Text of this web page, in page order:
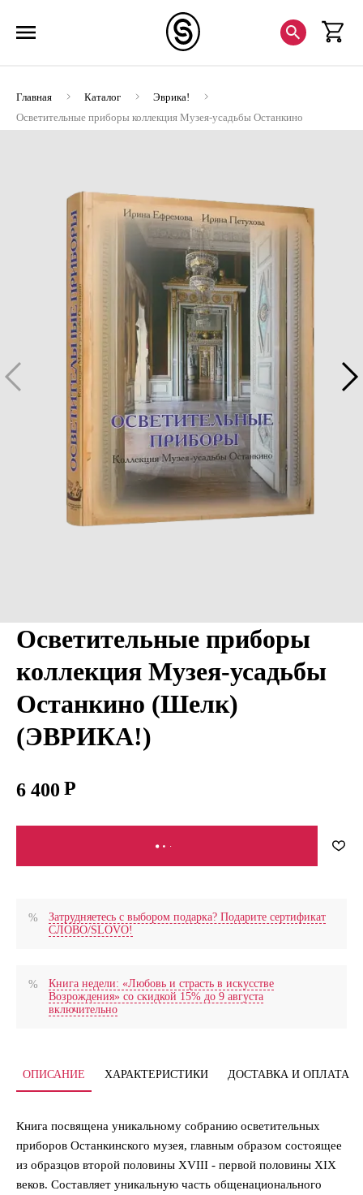
Главная Каталог
Эврика!
Осветительные приборы коллекция Музея-усадьбы Останкино
(Шелк) (ЭВРИКА!)
Осветительные приборы
коллекция Музея-усадьбы
Останкино (Шелк)
(ЭВРИКА!)
6 400
В КОРЗИНУ
Затрудняетесь с выбором подарка? Подарите сертификат
СЛОВО/SLOVO!
Книга недели: «Любовь и страсть в искусстве
Возрождения» со скидкой 15% до 9 августа
включительно
ОПИСАНИЕ ХАРАКТЕРИСТИКИ ДОСТАВКА И ОПЛАТА
Книга посвящена уникальному собранию осветительных
приборов Останкинского музея, главным образом состоящее
из образцов второй половины XVIII - первой половины XIX
веков. Составляет уникальную часть общенационального